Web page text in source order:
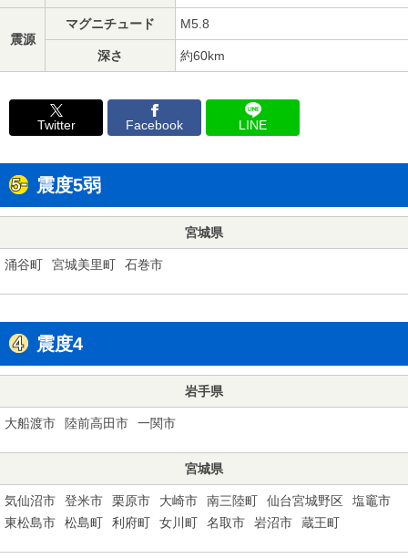
震源
マグニチュード M5.8
深さ 約60km
Twitter Facebook LINE
震度5弱
宮城県
涌谷町 宮城美里町 石巻市
震度4
岩手県
大船渡市 陸前高田市 一関市
宮城県
気仙沼市 登米市 栗原市 大崎市 南三陸町 仙台宮城野区
塩竈市
東松島市
松島町 利府町 女川町 名取市 岩沼市 蔵王町